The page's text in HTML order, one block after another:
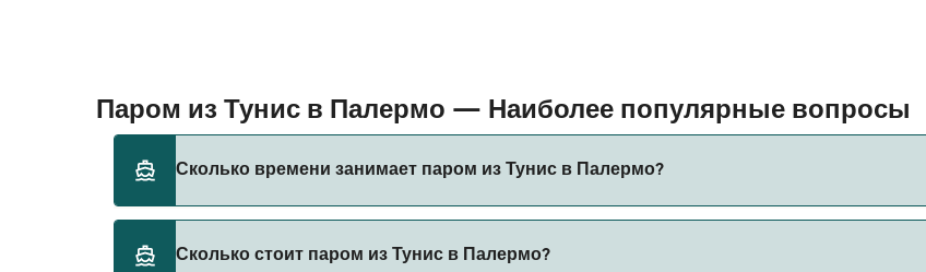
Паром из Тунис в Палермо — Наиболее популярные вопросы
Сколько времени занимает паром из Тунис в Палермо?
оператора, поэтому рекомендуется проверить актуальную информацию через наш Поиск Сделок.
Сколько стоит паром из Тунис в Палермо?